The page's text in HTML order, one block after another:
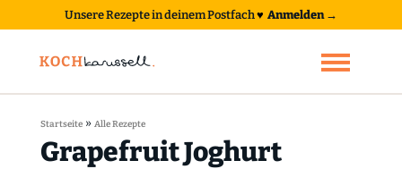
Unsere Rezepte in deinem Postfach♥ Anmelden →
Startseite» Alle Rezepte
Grapefruit Joghurt